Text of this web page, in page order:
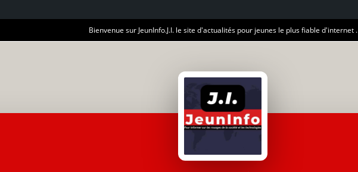
Bienvenue sur JeunInfo.J.I. le site d'actualités pour jeunes le plus fiable d'internet .